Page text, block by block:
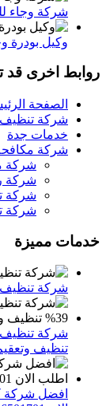
شركة وجاء
وكيل بودرة
روابط اخرى قد
الصفحة
شركة تنظيف
خدمات جدة
شركة
شركة
شركة
شركة
شركة
خدمات مميزة
شركة
تنظيف